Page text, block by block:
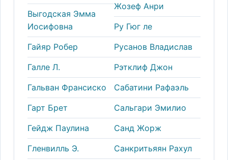
Выгодская Эмма
Иосифовна
Гайяр Робер
Галле Л.
Гальван Франсиско
Гарт Брет
Гейдж Паулина
Гленвилль Э.
Жозеф Анри
Ру Гюг ле
Русанов Владислав
Рэтклиф Джон
Сабатини Рафаэль
Сальгари Эмилио
Санд Жорж
Санкритьяян Рахул